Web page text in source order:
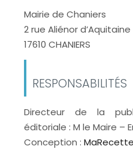
Mairie de Chaniers
2 rue Aliénor d’Aquitaine
17610 CHANIERS
RESPONSABILITÉS
Directeur de la
éditoriale : M le Maire –
Conception :